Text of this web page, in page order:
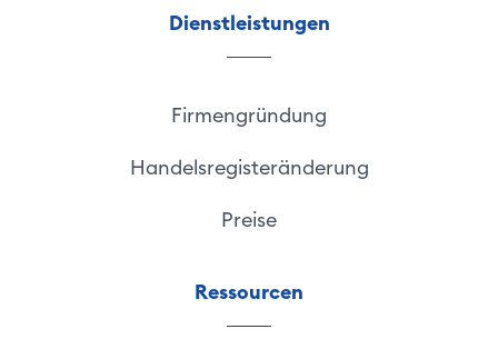
Dienstleistungen
Firmengründung
Handelsregisteränderung
Preise
Ressourcen